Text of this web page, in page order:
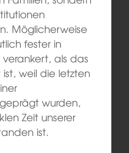
Möglicherweise
fester in
als das
weil die letzten
wurden,
Zeit unserer
ist.